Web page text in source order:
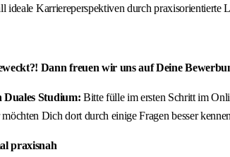
ideale Karriereperspektiven durch
Dann freuen wir uns auf Deine
Studium: Bitte fülle im ersten Schritt im
Dich dort durch einige Fragen besser
praxisnah